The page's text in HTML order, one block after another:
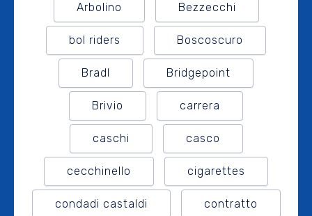
Arbolino Bezzecchi
bol riders Boscoscuro
Bradl Bridgepoint
Brivio carrera
caschi casco
cecchinello cigarettes
condadi castaldi contratto